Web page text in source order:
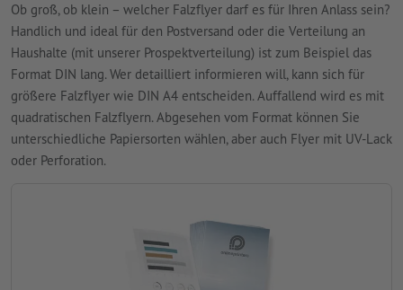
Ob groß, ob klein – welcher Falzflyer darf es für Ihren Anlass sein?
Handlich und ideal für den Postversand oder die Verteilung an
Haushalte (mit unserer Prospektverteilung) ist zum Beispiel das
Format DIN lang. Wer detailliert informieren will, kann sich für
größere Falzflyer wie DIN A4 entscheiden. Auffallend wird es mit
quadratischen Falzflyern. Abgesehen vom Format können Sie
unterschiedliche Papiersorten wählen, aber auch Flyer mit UV-Lack
oder Perforation.